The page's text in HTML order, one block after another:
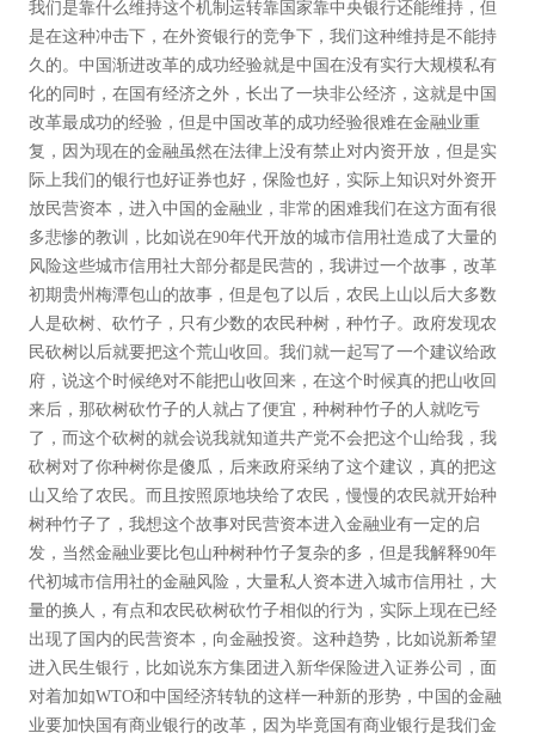
我们是靠什么维持这个机制运转靠国家靠中央银行还能维持，但
是在这种冲击下，在外资银行的竞争下，我们这种维持是不能持
久的。中国渐进改革的成功经验就是中国在没有实行大规模私有
化的同时，在国有经济之外，长出了一块非公经济，这就是中国
改革最成功的经验，但是中国改革的成功经验很难在金融业重
复，因为现在的金融虽然在法律上没有禁止对内资开放，但是实
际上我们的银行也好证券也好，保险也好，实际上知识对外资开
放民营资本，进入中国的金融业，非常的困难我们在这方面有很
多悲惨的教训，比如说在90年代开放的城市信用社造成了大量的
风险这些城市信用社大部分都是民营的，我讲过一个故事，改革
初期贵州梅潭包山的故事，但是包了以后，农民上山以后大多数
人是砍树、砍竹子，只有少数的农民种树，种竹子。政府发现农
民砍树以后就要把这个荒山收回。我们就一起写了一个建议给政
府，说这个时候绝对不能把山收回来，在这个时候真的把山收回
来后，那砍树砍竹子的人就占了便宜，种树种竹子的人就吃亏
了，而这个砍树的就会说我就知道共产党不会把这个山给我，我
砍树对了你种树你是傻瓜，后来政府采纳了这个建议，真的把这
山又给了农民。而且按照原地块给了农民，慢慢的农民就开始种
树种竹子了，我想这个故事对民营资本进入金融业有一定的启
发，当然金融业要比包山种树种竹子复杂的多，但是我解释90年
代初城市信用社的金融风险，大量私人资本进入城市信用社，大
量的换人，有点和农民砍树砍竹子相似的行为，实际上现在已经
出现了国内的民营资本，向金融投资。这种趋势，比如说新希望
进入民生银行，比如说东方集团进入新华保险进入证券公司，面
对着加如WTO和中国经济转轨的这样一种新的形势，中国的金融
业要加快国有商业银行的改革，因为毕竟国有商业银行是我们金